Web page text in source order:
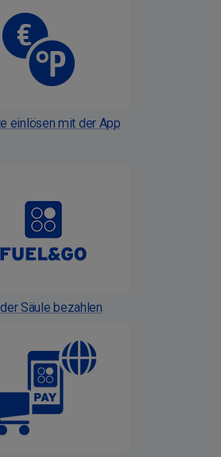
einlösen mit der App
Säule bezahlen